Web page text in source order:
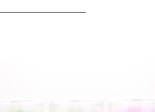
300 Stück in
und die
sind aus
einen
und Familien